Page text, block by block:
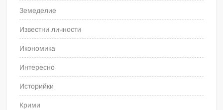
Земеделие
Известни личности
Икономика
Интересно
Историйки
Крими